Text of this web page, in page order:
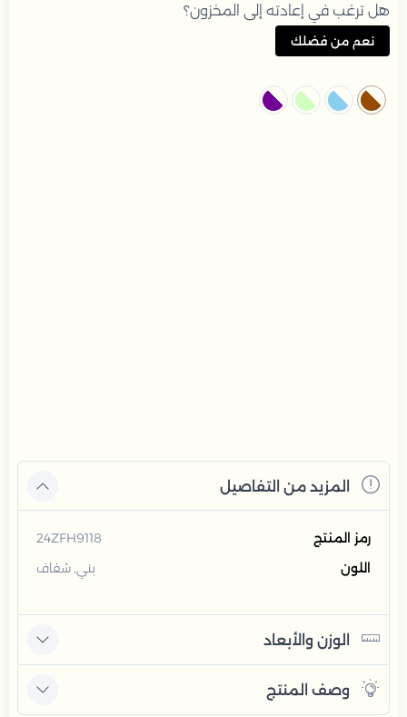
هل ترغب في إعادته إلى المخزون؟
نعم من فضلك
المزيد من التفاصيل
رمز المنتج
24ZFH9118
اللون
بني, شفاف
الوزن والأبعاد
وصف المنتج